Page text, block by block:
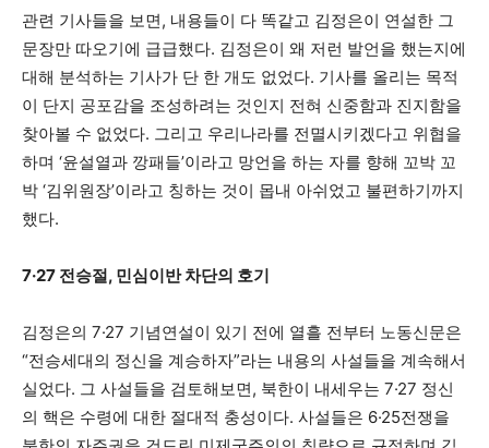
관련 기사들을 보면, 내용들이 다 똑같고 김정은이 연설한 그
문장만 따오기에 급급했다. 김정은이 왜 저런 발언을 했는지에
대해 분석하는 기사가 단 한 개도 없었다. 기사를 올리는 목적
이 단지 공포감을 조성하려는 것인지 전혀 신중함과 진지함을
찾아볼 수 없었다. 그리고 우리나라를 전멸시키겠다고 위협을
하며 ‘윤설열과 깡패들’이라고 망언을 하는 자를 향해 꼬박 꼬
박 ‘김위원장’이라고 칭하는 것이 몹내 아쉬었고 불편하기까지
했다.
7·27 전승절, 민심이반 차단의 호기
김정은의 7·27 기념연설이 있기 전에 열흘 전부터 노동신문은
“전승세대의 정신을 계승하자”라는 내용의 사설들을 계속해서
실었다. 그 사설들을 검토해보면, 북한이 내세우는 7·27 정신
의 핵은 수령에 대한 절대적 충성이다. 사설들은 6·25전쟁을